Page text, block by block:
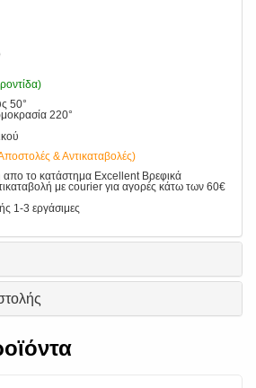
50°
220°
& Αντικαταβολές)
το κατάστημα Excellent Βρεφικά
με courier για αγορές κάτω των 60€
1-3 εργάσιμες